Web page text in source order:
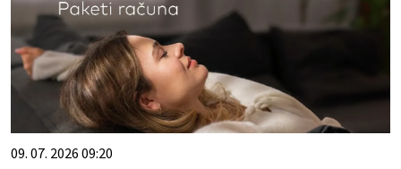
09. 07. 2026 09:20